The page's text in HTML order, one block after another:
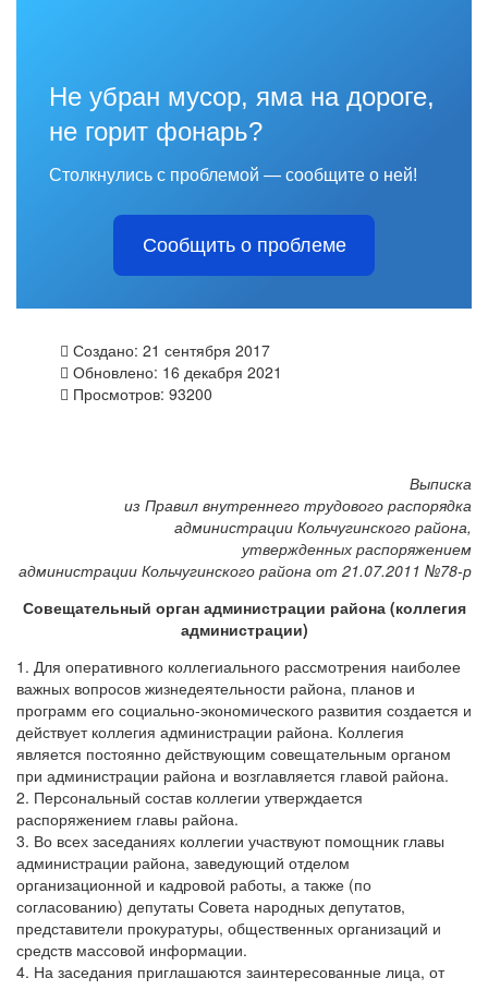
Не убран мусор, яма на дороге,
не горит фонарь?
Столкнулись с проблемой — сообщите о ней!
Сообщить о проблеме
Создано: 21 сентября 2017
Обновлено: 16 декабря 2021
Просмотров: 93200
Выписка
из Правил внутреннего трудового распорядка
администрации Кольчугинского района,
утвержденных распоряжением
администрации Кольчугинского района от 21.07.2011 №78-р
Совещательный орган администрации района (коллегия
администрации)
1. Для оперативного коллегиального рассмотрения наиболее
важных вопросов жизнедеятельности района, планов и
программ его социально-экономического развития создается и
действует коллегия администрации района. Коллегия
является постоянно действующим совещательным органом
при администрации района и возглавляется главой района.
2. Персональный состав коллегии утверждается
распоряжением главы района.
3. Во всех заседаниях коллегии участвуют помощник главы
администрации района, заведующий отделом
организационной и кадровой работы, а также (по
согласованию) депутаты Совета народных депутатов,
представители прокуратуры, общественных организаций и
средств массовой информации.
4. На заседания приглашаются заинтересованные лица, от